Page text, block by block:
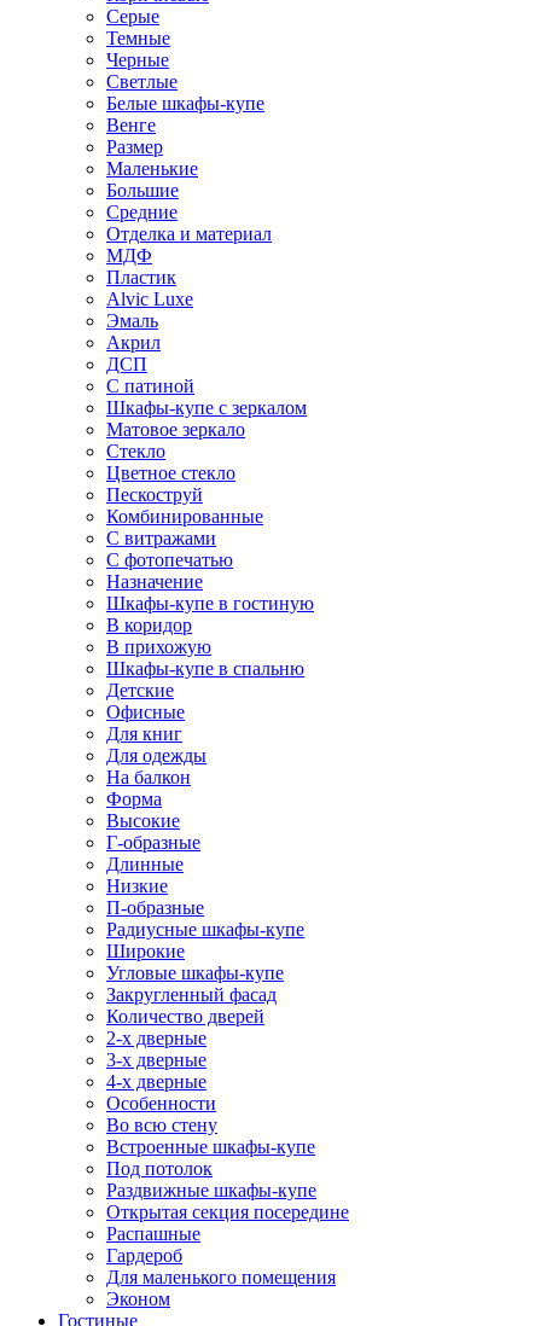
Серые
Темные
Черные
Светлые
Белые шкафы-купе
Венге
Размер
Маленькие
Большие
Средние
Отделка и материал
МДФ
Пластик
Alvic Luxe
Эмаль
Акрил
ДСП
С патиной
Шкафы-купе с зеркалом
Матовое зеркало
Стекло
Цветное стекло
Пескоструй
Комбинированные
С витражами
С фотопечатью
Назначение
Шкафы-купе в гостиную
В коридор
В прихожую
Шкафы-купе в спальню
Детские
Офисные
Для книг
Для одежды
На балкон
Форма
Высокие
Г-образные
Длинные
Низкие
П-образные
Радиусные шкафы-купе
Широкие
Угловые шкафы-купе
Закругленный фасад
Количество дверей
2-х дверные
3-х дверные
4-х дверные
Особенности
Во всю стену
Встроенные шкафы-купе
Под потолок
Раздвижные шкафы-купе
Открытая секция посередине
Распашные
Гардероб
Для маленького помещения
Эконом
Гостиные